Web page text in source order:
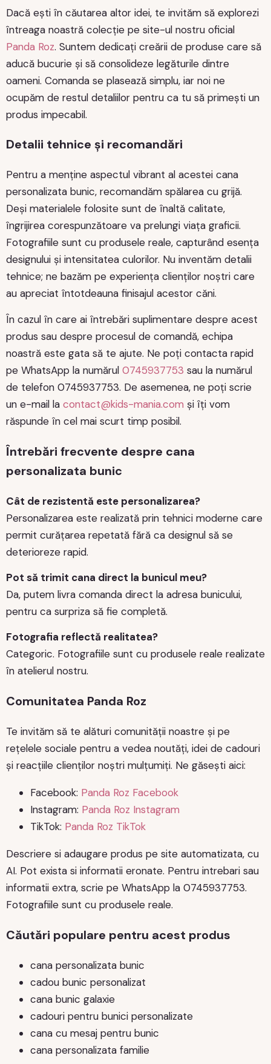
Dacă ești în căutarea altor idei, te invităm să explorezi
întreaga noastră colecție pe site-ul nostru oficial
Panda Roz. Suntem dedicați creării de produse care să
aducă bucurie și să consolideze legăturile dintre
oameni. Comanda se plasează simplu, iar noi ne
ocupăm de restul detaliilor pentru ca tu să primești un
produs impecabil.
Detalii tehnice și recomandări
Pentru a menține aspectul vibrant al acestei cana
personalizata bunic, recomandăm spălarea cu grijă.
Deși materialele folosite sunt de înaltă calitate,
îngrijirea corespunzătoare va prelungi viața graficii.
Fotografiile sunt cu produsele reale, capturând esența
designului și intensitatea culorilor. Nu inventăm detalii
tehnice; ne bazăm pe experiența clienților noștri care
au apreciat întotdeauna finisajul acestor căni.
În cazul în care ai întrebări suplimentare despre acest
produs sau despre procesul de comandă, echipa
noastră este gata să te ajute. Ne poți contacta rapid
pe WhatsApp la numărul 0745937753 sau la numărul
de telefon 0745937753. De asemenea, ne poți scrie
un e-mail la contact@kids-mania.com și îți vom
răspunde în cel mai scurt timp posibil.
Întrebări frecvente despre cana
personalizata bunic
Cât de rezistentă este personalizarea?
Personalizarea este realizată prin tehnici moderne care
permit curățarea repetată fără ca designul să se
deterioreze rapid.
Pot să trimit cana direct la bunicul meu?
Da, putem livra comanda direct la adresa bunicului,
pentru ca surpriza să fie completă.
Fotografia reflectă realitatea?
Categoric. Fotografiile sunt cu produsele reale realizate
în atelierul nostru.
Comunitatea Panda Roz
Te invităm să te alături comunității noastre și pe
rețelele sociale pentru a vedea noutăți, idei de cadouri
și reacțiile clienților noștri mulțumiți. Ne găsești aici:
Facebook: Panda Roz Facebook
Instagram: Panda Roz Instagram
TikTok: Panda Roz TikTok
Descriere si adaugare produs pe site automatizata, cu
AI. Pot exista si informatii eronate. Pentru intrebari sau
informatii extra, scrie pe WhatsApp la 0745937753.
Fotografiile sunt cu produsele reale.
Căutări populare pentru acest produs
cana personalizata bunic
cadou bunic personalizat
cana bunic galaxie
cadouri pentru bunici personalizate
cana cu mesaj pentru bunic
cana personalizata familie